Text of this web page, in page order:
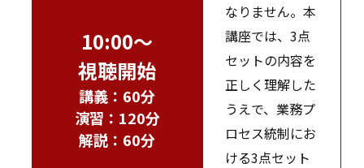
10:00～
視聴開始
講義：60分
演習：120分
解説：60分
なりません。本
講座では、3点
セットの内容を
正しく理解した
うえで、業務プ
ロセス統制にお
ける3点セット